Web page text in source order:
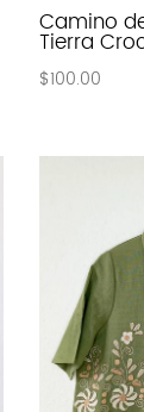
Camino
Tierra
$100.00